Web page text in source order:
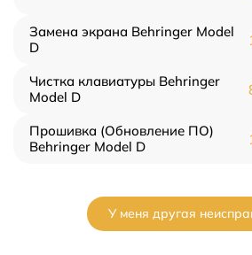
Замена экрана Behringer Model
D
Чистка клавиатуры Behringer
Model D
Прошивка (Обновление ПО)
Behringer Model D
У меня другая